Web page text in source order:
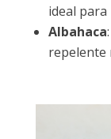
ideal para
Albahaca
repelente